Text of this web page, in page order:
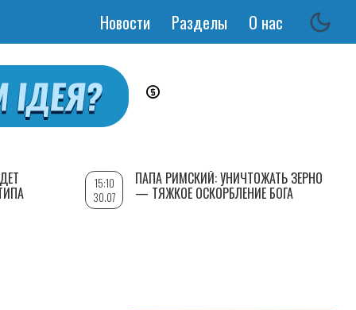
Основная
Новости Разделы О нас
15:10
30.07
ПАПА РИМСКИЙ: УНИЧТОЖАТЬ ЗЕРНО
— ТЯЖКОЕ ОСКОРБЛЕНИЕ БОГА